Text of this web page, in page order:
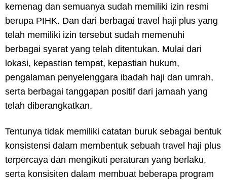
kemenag dan semuanya sudah memiliki izin resmi
berupa PIHK. Dan dari berbagai travel haji plus yang
telah memiliki izin tersebut sudah memenuhi
berbagai syarat yang telah ditentukan. Mulai dari
lokasi, kepastian tempat, kepastian hukum,
pengalaman penyelenggara ibadah haji dan umrah,
serta berbagai tanggapan positif dari jamaah yang
telah diberangkatkan.
Tentunya tidak memiliki catatan buruk sebagai bentuk
konsistensi dalam membentuk sebuah travel haji plus
terpercaya dan mengikuti peraturan yang berlaku,
serta konsisiten dalam membuat beberapa program